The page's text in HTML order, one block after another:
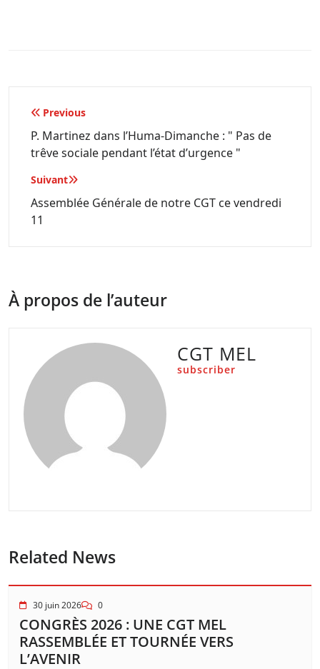
Navigation
de
l’article
Previous
P. Martinez dans l’Huma-Dimanche : " Pas de
trêve sociale pendant l’état d’urgence "
Suivant
Assemblée Générale de notre CGT ce vendredi
11
À propos de l’auteur
CGT MEL
subscriber
Related News
30 juin 2026 0
CONGRÈS 2026 : UNE CGT MEL
RASSEMBLÉE ET TOURNÉE VERS
L’AVENIR